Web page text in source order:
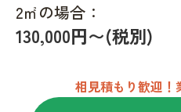
2㎡の場合：
130,000円〜(税別)
相見積もり歓迎！